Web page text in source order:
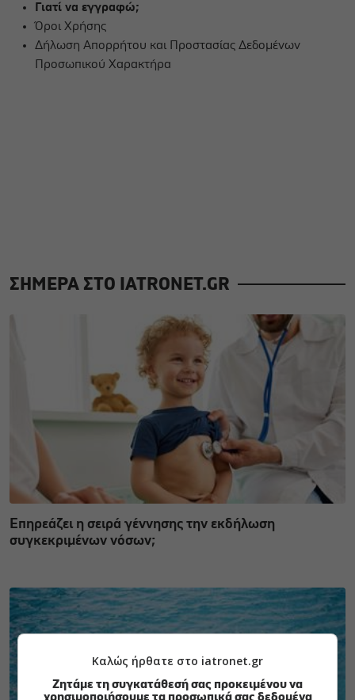
Γιατί να εγγραφώ;
Όροι Χρήσης
Δήλωση Απορρήτου και Προστασίας Δεδομένων
Προσωπικού Χαρακτήρα
ΣΗΜΕΡΑ ΣΤΟ IATRONET.GR
Επηρεάζει η σειρά γέννησης την εκδήλωση
συγκεκριμένων νόσων;
Καλώς ήρθατε στο iatronet.gr
Ζητάμε τη συγκατάθεσή σας προκειμένου να
χρησιμοποιήσουμε τα προσωπικά σας δεδομένα